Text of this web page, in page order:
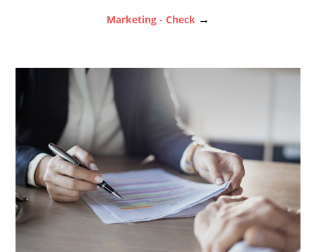
Marketing - Check →